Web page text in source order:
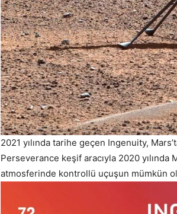
2021 yılında tarihe geçen Ingenuity,
Perseverance keşif aracıyla 2020
atmosferinde kontrollü uçuşun mümkün